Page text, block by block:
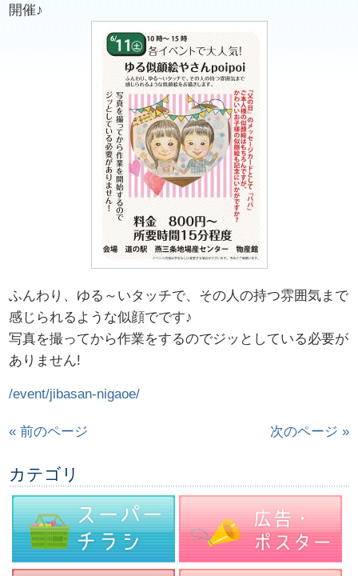
開催♪
ふんわり、ゆる～いタッチで、その人の持つ雰囲気まで
感じられるような似顔でです♪
写真を撮ってから作業をするのでジッとしている必要が
ありません!
/event/jibasan-nigaoe/
« 前のページ 次のページ »
カテゴリ